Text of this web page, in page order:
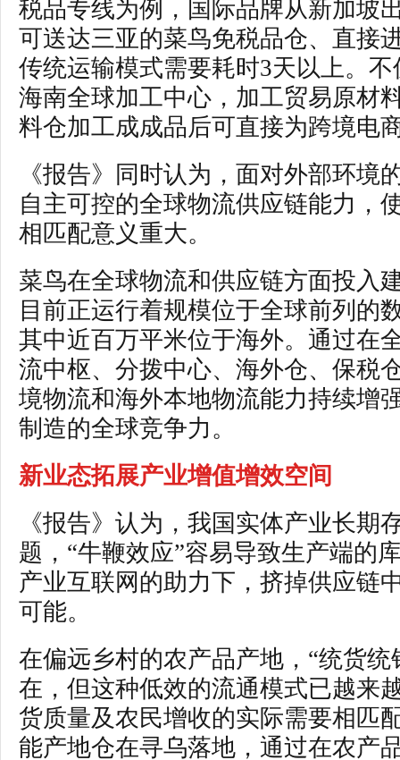
税品专线为例，国际品牌从新加坡
可送达三亚的菜鸟免税品仓、直接
传统运输模式需要耗时3天以上。
海南全球加工中心，加工贸易原材
料仓加工成成品后可直接为跨境电
《报告》同时认为，面对外部环境
自主可控的全球物流供应链能力，
相匹配意义重大。
菜鸟在全球物流和供应链方面投入
目前正运行着规模位于全球前列的
其中近百万平米位于海外。通过在
流中枢、分拨中心、海外仓、保税
境物流和海外本地物流能力持续增
制造的全球竞争力。
新业态拓展产业增值增效空间
《报告》认为，我国实体产业长期
题，“牛鞭效应”容易导致生产端的
产业互联网的助力下，挤掉供应链
可能。
在偏远乡村的农产品产地，“统货统
在，但这种低效的流通模式已越来
货质量及农民增收的实际需要相匹
能产地仓在寻乌落地，通过在农产